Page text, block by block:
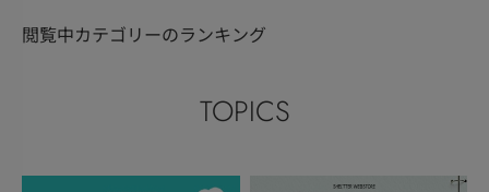
閲覧中カテゴリーのランキング
TOPICS